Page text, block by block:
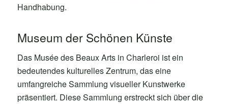
Handhabung.
Museum der Schönen Künste
Das Musée des Beaux Arts in Charleroi ist ein
bedeutendes kulturelles Zentrum, das eine
umfangreiche Sammlung visueller Kunstwerke
präsentiert. Diese Sammlung erstreckt sich über die